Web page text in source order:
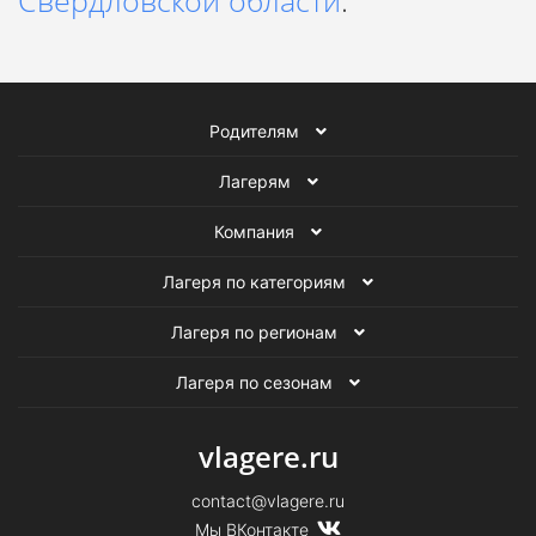
Родителям
Лагерям
Компания
Лагеря по категориям
Лагеря по регионам
Лагеря по сезонам
vlagere.ru
contact@vlagere.ru
Мы ВКонтакте